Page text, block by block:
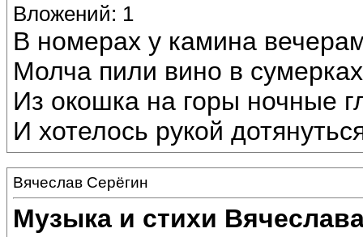
Вложений: 1
В номерах у камина
Молча пили вино в
Из окошка на горы ночные
И хотелось рукой
Вячеслав Серёгин
Музыка и стихи